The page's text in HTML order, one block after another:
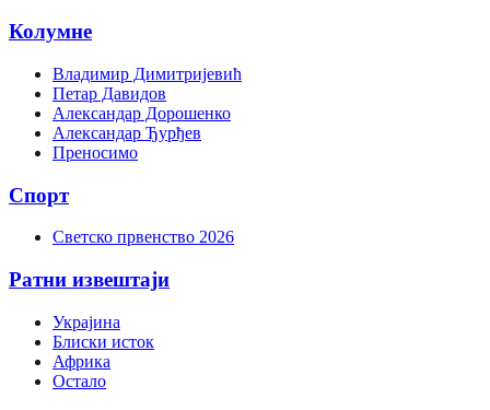
Колумне
Владимир Димитријевић
Петар Давидов
Александар Дорошенко
Александар Ђурђев
Преносимо
Спорт
Светско првенство 2026
Ратни извештаји
Украјина
Блиски исток
Африка
Остало